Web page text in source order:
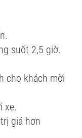
suốt 2,5 giờ.
cho khách mời
xe.
giá hơn